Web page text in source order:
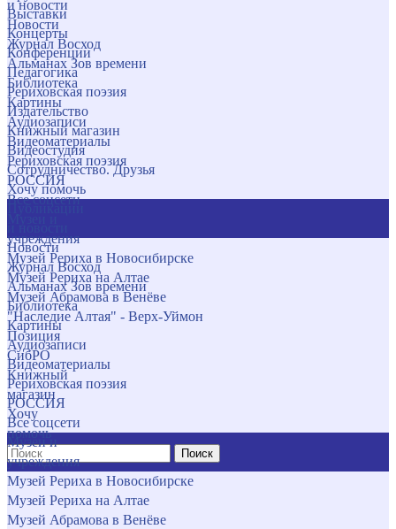
и новости
Новости
Журнал Восход
Альманах Зов времени
Библиотека
Картины
Аудиозаписи
Видеоматериалы
Рериховская поэзия
РОССИЯ
Все соцсети
учреждения
Музей Рериха в Новосибирске
Музей Рериха на Алтае
Музей Абрамова в Венёве
"Наследие Алтая" - Верх-Уймон
Позиция
СибРО
Книжный
магазин
Хочу
помочь
Поиск
Выставки
Концерты
Конференции
Педагогика
Рериховская поэзия
Издательство
Книжный магазин
Видеостудия
Сотрудничество. Друзья
Хочу помочь
Новости
Журнал Восход
Альманах Зов времени
Библиотека
Картины
Аудиозаписи
Видеоматериалы
Рериховская поэзия
РОССИЯ
Все соцсети
Музеи и
учреждения
Музей Рериха в Новосибирске
Музей Рериха на Алтае
Музей Абрамова в Венёве